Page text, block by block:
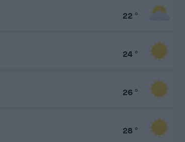
22 °
24 °
26 °
28 °